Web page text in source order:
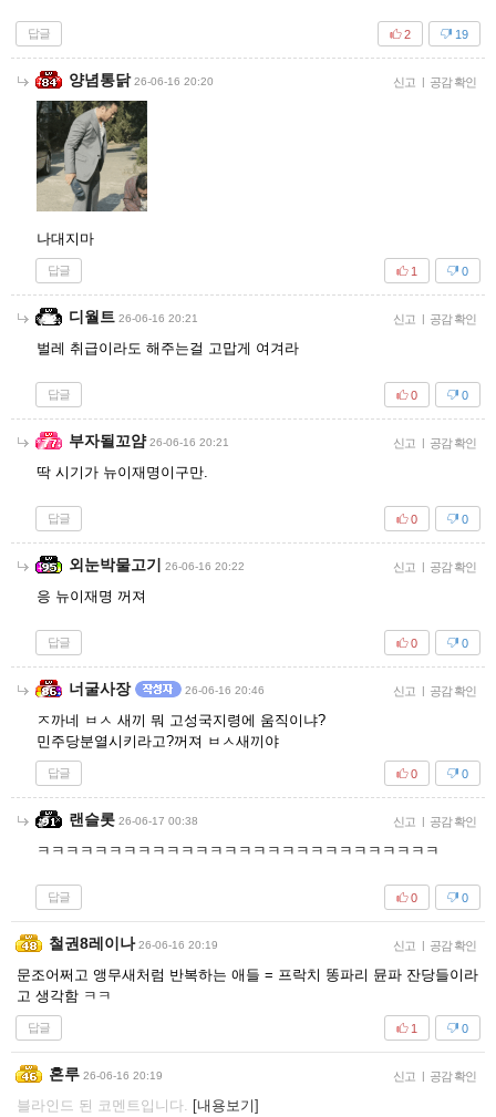
답글 19
2
양념통닭 26-06-16 20:20 신고 공감 확인
나대지마
답글 0
1
디월트 26-06-16 20:21 신고 공감 확인
벌레 취급이라도 해주는걸 고맙게 여겨라
답글 0
0
부자될꼬얌 26-06-16 20:21 신고 공감 확인
딱 시기가 뉴이재명이구만.
답글 0
0
외눈박물고기 26-06-16 20:22 신고 공감 확인
응 뉴이재명 꺼져
답글 0
0
너굴사장 26-06-16 20:46 신고 공감 확인
ㅈ까네 ㅂㅅ 새끼 뭐 고성국지령에 움직이냐?
민주당분열시키라고?꺼져 ㅂㅅ새끼야
답글 0
0
랜슬롯 26-06-17 00:38 신고 공감 확인
ㅋㅋㅋㅋㅋㅋㅋㅋㅋㅋㅋㅋㅋㅋㅋㅋㅋㅋㅋㅋㅋㅋㅋㅋㅋㅋㅋㅋ
답글 0
0
철권8레이나 26-06-16 20:19 신고 공감 확인
문조어쩌고 앵무새처럼 반복하는 애들 = 프락치 똥파리 뮨파 잔당들이라
고 생각함 ㅋㅋ
답글 0
1
혼루 26-06-16 20:19 신고 공감 확인
블라인드 된 코멘트입니다. [내용보기]